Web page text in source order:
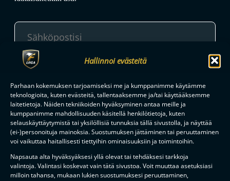
Hallinnoi evästeitä
Parhaan kokemuksen tarjoamiseksi me ja kumppanimme käytämme
teknologioita, kuten evästeitä, tallentaaksemme ja/tai käyttääksemme
laitetietoja. Näiden tekniikoiden hyväksyminen antaa meille ja
kumppanimme mahdollisuuden käsitellä henkilötietoja, kuten
selauskäyttäytymistä tai yksilöllisiä tunnuksia tällä sivustolla, ja näyttää
(ei-)personoituja mainoksia. Suostumuksen jättäminen tai peruuttaminen
voi vaikuttaa haitallisesti tiettyihin ominaisuuksiin ja toimintoihin.
Napsauta alta hyväksyäksesi yllä olevat tai tehdäksesi tarkkoja
valintoja. Valintasi koskevat vain tätä sivustoa. Voit muuttaa asetuksiasi
milloin tahansa, mukaan lukien suostumuksesi peruuttaminen,
F-LIIGANKUMPPANIT